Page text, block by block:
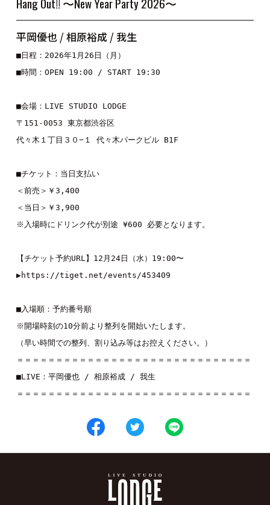
平岡優也 / 相原裕成 / 我生
■日程：2026年1月26日（月）
■時間：OPEN 19:00 / START 19:30
■会場：LIVE STUDIO LODGE
〒151-0053 東京都渋谷区
代々木１丁目３０−１ 代々木パークビル B1F
■チケット：当日支払い
＜前売＞￥3,400
＜当日＞￥3,900
※入場時にドリンク代が別途 ¥600 必要となります。
【チケット予約URL】12月24日（水）19:00〜
▶︎https://tiget.net/events/453409
■入場順：予約番号順
※開場時刻の10分前より整列を開始いたします。
（早い時間での整列、割り込み等はお控えください。）
＝＝＝＝＝＝＝＝＝＝＝＝＝＝＝＝＝＝＝＝＝＝＝＝＝＝＝＝＝＝
■LIVE： 平岡優也 / 相原裕成 / 我生
＝＝＝＝＝＝＝＝＝＝＝＝＝＝＝＝＝＝＝＝＝＝＝＝＝＝＝＝＝＝